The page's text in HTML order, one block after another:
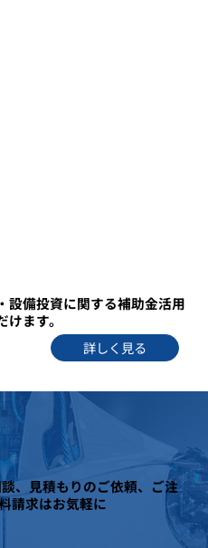
設備投資に関する補助金活用
ます。
詳しく見る
、見積もりのご依頼、ご注
請求はお気軽に